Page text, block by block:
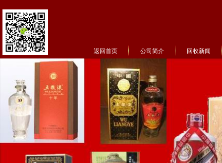
返回首页 公司简介
回收新闻